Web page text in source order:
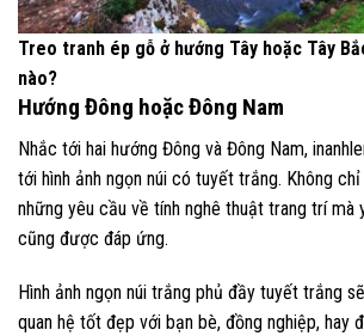
Treo tranh ép gỗ ở hướng Tây hoặc Tây
nào?
Hướng Đông hoặc Đông Nam
Nhắc tới hai hướng Đông và Đông Nam,
tới hình ảnh ngọn núi có tuyết trắng. Không
những yêu cầu về tính nghê thuật trang trí mà
cũng được đáp ứng.
Hình ảnh ngọn núi trắng phủ đầy tuyết trắng
quan hệ tốt đẹp với bạn bè, đồng nghiệp, hay